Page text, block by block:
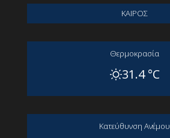
ΚΑΙΡΟΣ
Θερμοκρασία
31.4 °C
Kατεύθυνση Aνέμου